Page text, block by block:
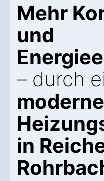
Mehr
und
– durch
moderne
in